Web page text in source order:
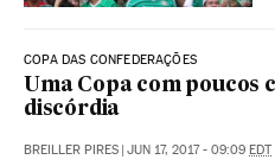
COPA DAS CONFEDERAÇÕES
Uma Copa com poucos
discórdia
BREILLER PIRES | JUN 17, 2017 - 09:09 EDT